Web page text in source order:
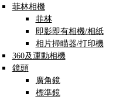
菲林相機
菲林
即影即有相機/相紙
相片掃瞄器/打印機
360及運動相機
鏡頭
廣角鏡
標準鏡